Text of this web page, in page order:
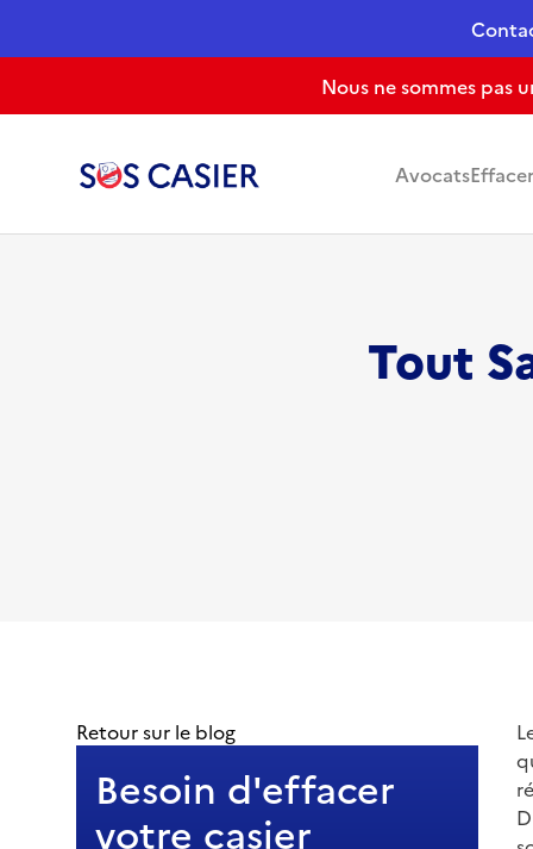
Nous ne sommes pas
Avocats
Tout
Retour sur le blog
Besoin d'effacer
votre casier